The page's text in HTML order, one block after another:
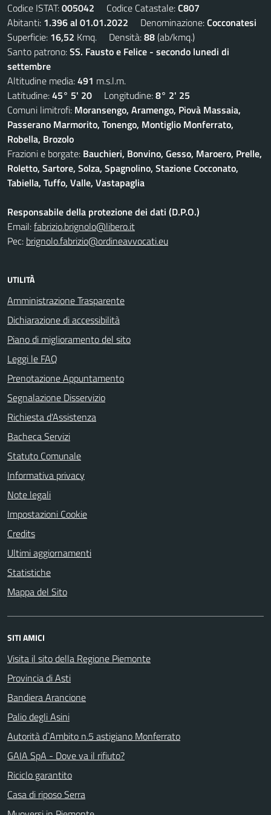
Codice ISTAT:005042 Codice Catastale:C807
Abitanti: 1.396 al 01.01.2022 Denominazione:Cocconatesi
Superficie: 16,52 Kmq. Densità:88(ab/kmq.)
Santo patrono:SS. Fausto e Felice - secondo lunedi di
settembre
Altitudine media:491 m.s.l.m.
Latitudine:45° 5' 20 Longitudine:8° 2' 25
Comuni limitrofi: Moransengo, Aramengo, Piovà Massaia,
Passerano Marmorito, Tonengo, Montiglio Monferrato,
Robella, Brozolo
Frazioni e borgate: Bauchieri, Bonvino, Gesso, Maroero, Prelle,
Roletto, Sartore, Solza, Spagnolino, Stazione Cocconato,
Tabiella, Tuffo, Valle, Vastapaglia
Responsabile della protezione dei dati (D.P.O.)
Email:fabrizio.brignolo@libero.it
Pec: brignolo.fabrizio@ordineavvocati.eu
UTILITÀ
Amministrazione Trasparente
Dichiarazione di accessibilità
Piano di miglioramento del sito
Leggi le FAQ
Prenotazione Appuntamento
Segnalazione Disservizio
Richiesta d'Assistenza
Bacheca Servizi
Statuto Comunale
Informativa privacy
Note legali
Impostazioni Cookie
Credits
Ultimi aggiornamenti
Statistiche
Mappa del Sito
SITI AMICI
Visita il sito della Regione Piemonte
Provincia di Asti
Bandiera Arancione
Palio degli Asini
Autorità d`Ambito n.5 astigiano Monferrato
GAIA SpA - Dove va il rifiuto?
Riciclo garantito
Casa di riposo Serra